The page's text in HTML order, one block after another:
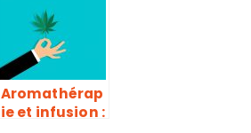
traitements
Aromathérap
ie et infusion :